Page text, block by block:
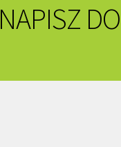
NAPISZ